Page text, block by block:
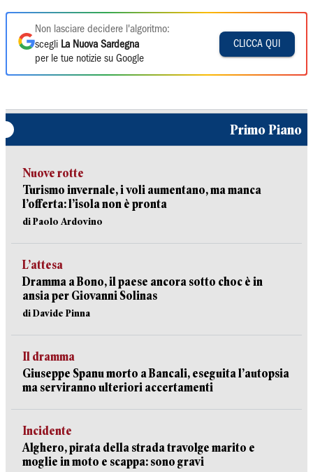
Non lasciare decidere l'algoritmo:
scegli La Nuova Sardegna
per le tue notizie su Google
CLICCA QUI
Primo Piano
Nuove rotte
Turismo invernale, i voli aumentano, ma manca
l’offerta: l’isola non è pronta
di Paolo Ardovino
L’attesa
Dramma a Bono, il paese ancora sotto choc è in
ansia per Giovanni Solinas
di Davide Pinna
Il dramma
Giuseppe Spanu morto a Bancali, eseguita l’autopsia
ma serviranno ulteriori accertamenti
Incidente
Alghero, pirata della strada travolge marito e
moglie in moto e scappa: sono gravi